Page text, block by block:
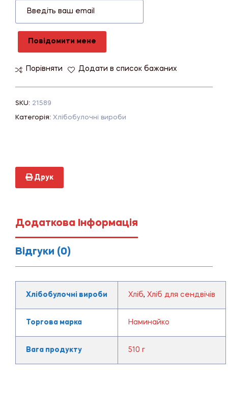
Повідомити мене
Порівняти Додати в список бажаних
SKU: 21589
Категорія: Хлібобулочні вироби
Друк
Додаткова Інформація
Відгуки (0)
Хлібобулочні вироби Хліб, Хліб для сендвічів
Торгова марка Наминайко
Вага продукту 510 г